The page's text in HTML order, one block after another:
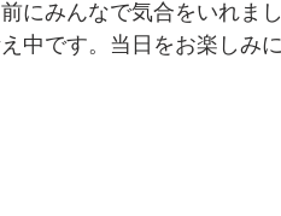
にみんなで気合をいれま
中です。当日をお楽しみ